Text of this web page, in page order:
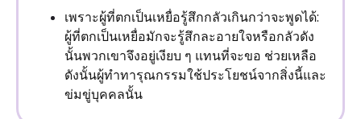
เพราะผู้ที่ตกเป็นเหยื่อรู้สึกกลัวเกินกว่าจะพูดได้:
ผู้ที่ตกเป็นเหยื่อมักจะรู้สึกละอายใจหรือกลัวดัง
นั้นพวกเขาจึงอยู่เงียบ ๆ แทนที่จะขอ ช่วยเหลือ
ดังนั้นผู้ทำทารุณกรรมใช้ประโยชน์จากสิ่งนี้และ
ข่มขู่บุคคลนั้น